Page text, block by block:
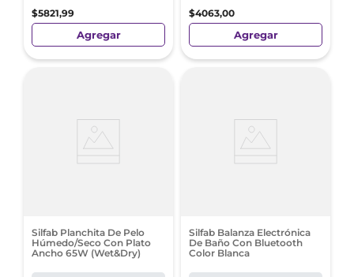
$5821,99
Agregar
$4063,00
Agregar
Silfab Planchita De Pelo
Húmedo/Seco Con Plato
Ancho 65W (Wet&Dry)
Silfab Balanza Electrónica
De Baño Con Bluetooth
Color Blanca